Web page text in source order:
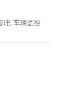
理, 车辆监控